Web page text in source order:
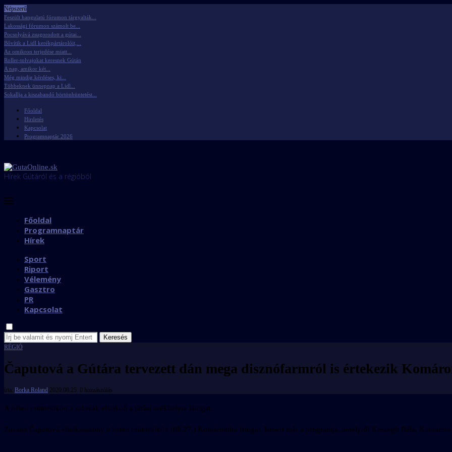
Népszerű
Feszült hangulatú fórumon tárgyalták...
Lakossági fórumon számolt be...
Pocsolyává zsugorodott a gútai...
Bővítik a Lidl kerékpártárolóit,...
Az omikron terjedése miatt...
Roller-tolvajokat keresnek Gútán
A nap, amikor két...
Még mindig kérdéses, ki...
Többeknek ünnepnap a Lidl...
Sokallja a kiszabandó börtönbüntetést...
Főoldal
Hirdetés
Kapcsolat
Programnaptár 2026
Hírek Gútáról és a régióból
Főoldal
Programnaptár
Hírek
Sport
Riport
Vélemény
Gasztro
PR
Kapcsolat
Keresés
RÉGIÓ
Čaputová a Gútára tervezett dán mega disznófarmról is értekezik
írta: Borka Roland 2020.08.25. 0 hozzászólás
A héten csütörtökön a szlovák elnöknő a járási székhelyre látogat.
Zuzana Čaputová elnökasszony e héten csütörtökön (08.27.) Komáromba látogat. Ismert már a programja, amelyről Keszegh Béla,